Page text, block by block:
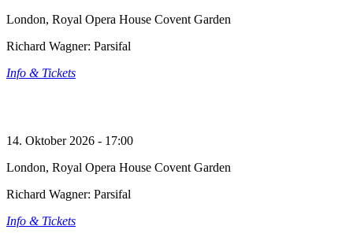
London, Royal Opera House Covent Garden
Richard Wagner: Parsifal
Info & Tickets
14. Oktober 2026 - 17:00
London, Royal Opera House Covent Garden
Richard Wagner: Parsifal
Info & Tickets